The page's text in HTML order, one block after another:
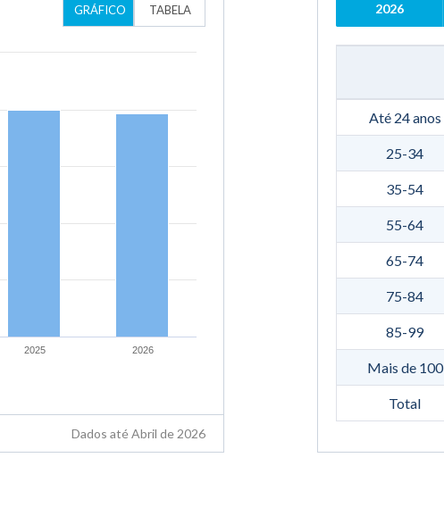
GRÁFICO TABELA
2025 2026
Dados até Abril de 2026
2026
Até 24 anos
25-34
35-54
55-64
65-74
75-84
85-99
Mais de 100
Total